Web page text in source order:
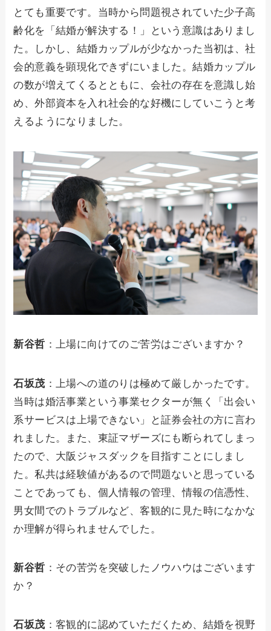
とても重要です。当時から問題視されていた少子高
齢化を「結婚が解決する！」という意識はありまし
た。しかし、結婚カップルが少なかった当初は、社
会的意義を顕現化できずにいました。結婚カップル
の数が増えてくるとともに、会社の存在を意識し始
め、外部資本を入れ社会的な好機にしていこうと考
えるようになりました。
新谷哲 ：上場に向けてのご苦労はございますか？
石坂茂 ：上場への道のりは極めて厳しかったです。
当時は婚活事業という事業セクターが無く「出会い
系サービスは上場できない」と証券会社の方に言わ
れました。また、東証マザーズにも断られてしまっ
たので、大阪ジャスダックを目指すことにしまし
た。私共は経験値があるので問題ないと思っている
ことであっても、個人情報の管理、情報の信憑性、
男女間でのトラブルなど、客観的に見た時になかな
か理解が得られませんでした。
新谷哲 ：その苦労を突破したノウハウはございます
か？
石坂茂 ：客観的に認めていただくため、結婚を視野